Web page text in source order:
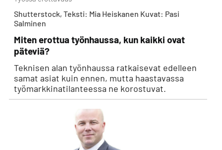
Shutterstock, Teksti: Mia Heiskanen Kuvat: Pasi
Salminen
Miten erottua työnhaussa, kun kaikki ovat
päteviä?
Teknisen alan työnhaussa ratkaisevat edelleen
samat asiat kuin ennen, mutta haastavassa
työmarkkinatilanteessa ne korostuvat.